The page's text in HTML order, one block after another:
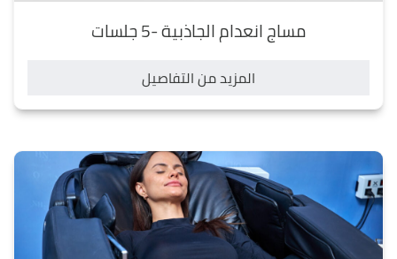
مساج انعدام الجاذبية -5 جلسات
المزيد من التفاصيل